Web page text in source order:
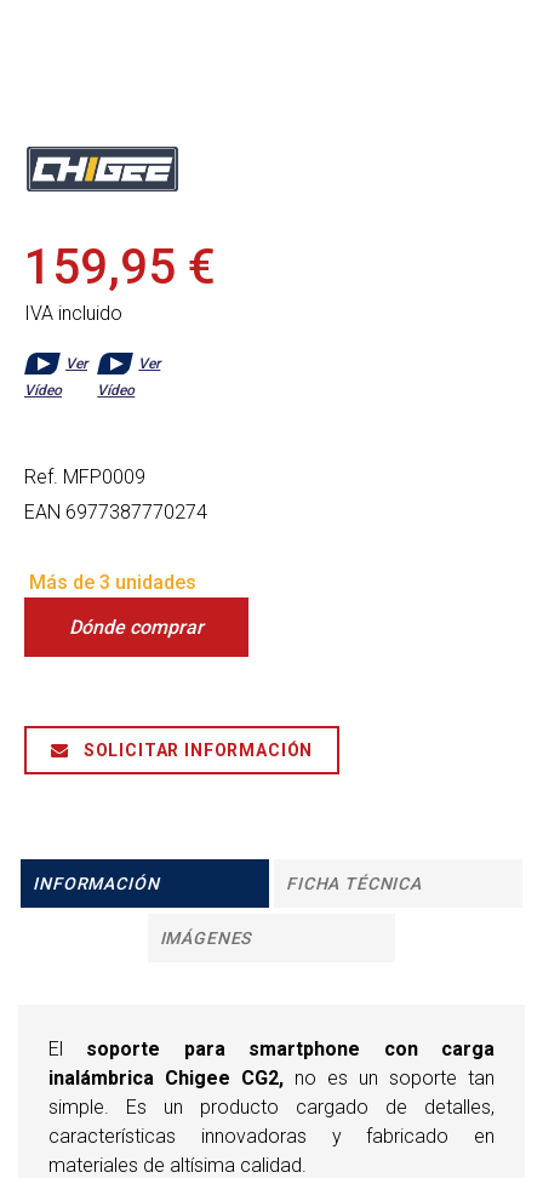
159,95 €
IVA incluido
Ver
Vídeo
Ver
Vídeo
Ref. MFP0009
EAN 6977387770274
Más de 3 unidades
Dónde comprar
SOLICITAR INFORMACIÓN
INFORMACIÓN FICHA TÉCNICA
IMÁGENES
El soporte para smartphone con carga
inalámbrica Chigee CG2, no es un soporte tan
simple. Es un producto cargado de detalles,
características innovadoras y fabricado en
materiales de altísima calidad.